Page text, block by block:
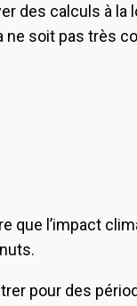
des calculs à la
ne soit pas très
que l’impact
pour des